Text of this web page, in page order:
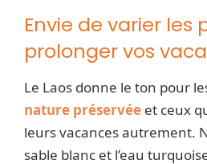
Envie de varier les
prolonger vos
Le Laos donne le ton pour
nature préservée et ceux
leurs vacances autrement.
sable blanc et l’eau